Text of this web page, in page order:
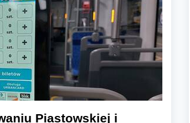
Piastowskiej i